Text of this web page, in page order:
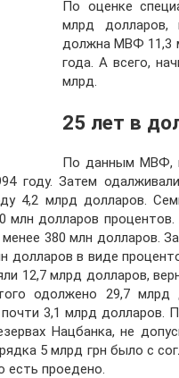
По оценке
млрд долларов,
должна МВФ 11,3
года. А всего,
млрд.
25 лет в
По данным МВФ,
году. Затем
4,2 млрд долларов.
долларов
380 млн долларов.
долларов в виде
12,7 млрд долларов,
одолжено 29,7 млрд
3,1 млрд долларов.
Нацбанка, не
5 млрд грн было с
есть проедено.